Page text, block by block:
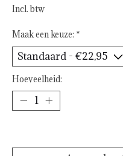
Incl. btw
Maak een keuze: *
Hoeveelheid: